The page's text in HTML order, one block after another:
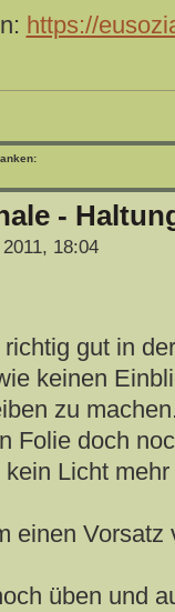
https://
-
18:04
gut in
keinen
zu
Folie doch
Licht
einen
üben und